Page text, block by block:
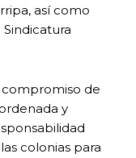
así como
de
y
colonias para